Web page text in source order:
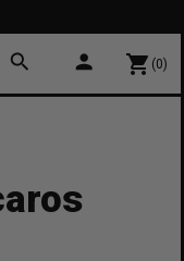
search person shopping_cart (0)